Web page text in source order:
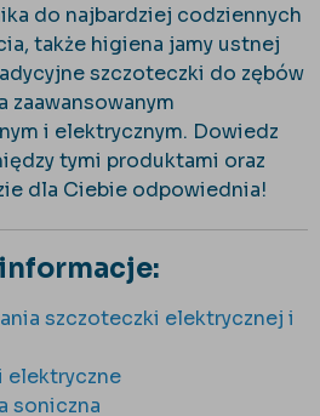
do najbardziej codziennych
także higiena jamy ustnej
szczoteczki do zębów
zaawansowanym
i elektrycznym. Dowiedz
tymi produktami oraz
dla Ciebie odpowiednia!
szczoteczki elektrycznej i
elektryczne
soniczna